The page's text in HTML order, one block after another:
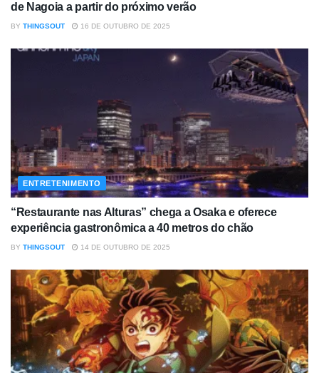
de Nagoia a partir do próximo verão
BY THINGSOUT 16 DE OUTUBRO DE 2025
ENTRETENIMENTO
“Restaurante nas Alturas” chega a Osaka e oferece
experiência gastronômica a 40 metros do chão
BY THINGSOUT 14 DE OUTUBRO DE 2025